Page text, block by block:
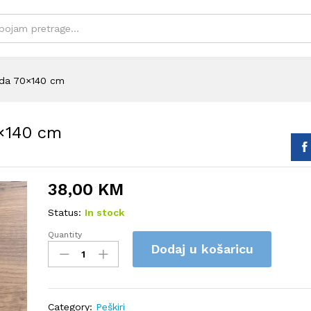
70×140 cm
cm
38,00 KM
Status: In stock
Berra
peškiri
SET
Quantity
Dodaj u košaricu
Category: Peškiri